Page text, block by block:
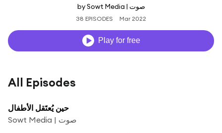
by Sowt Media | صوت
38 EPISODES Mar 2022
Play for free
All Episodes
حين يُعتَقل الأطفال
Sowt Media | صوت